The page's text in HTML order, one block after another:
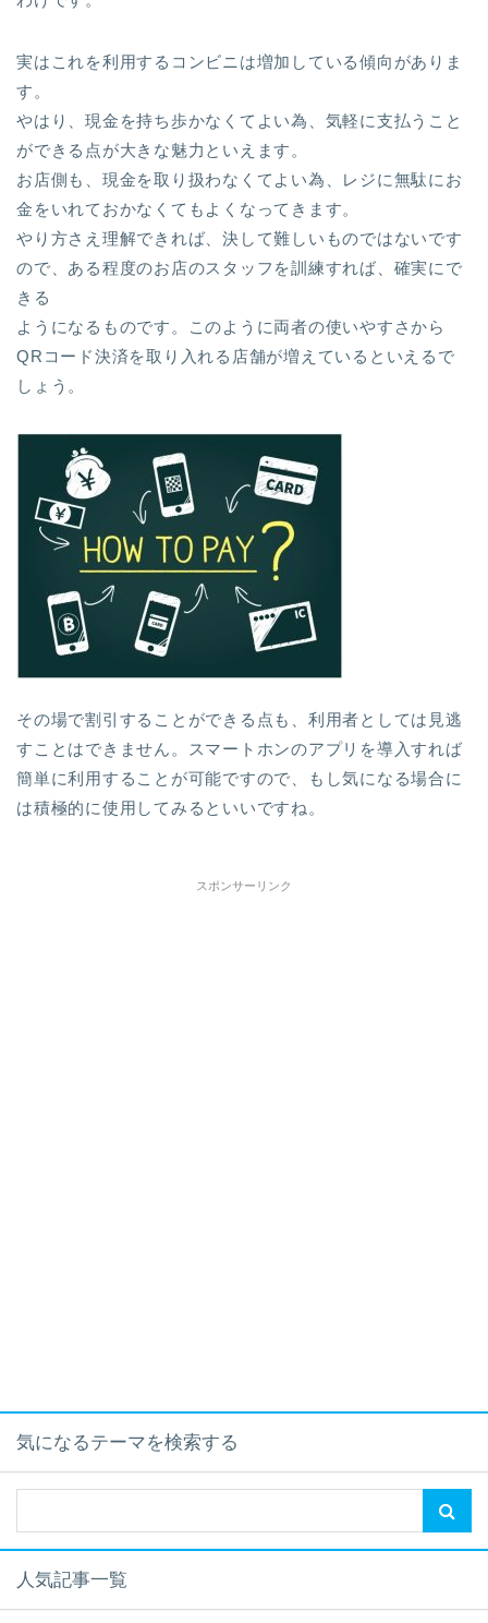
実はこれを利用するコンビニは増加している傾向がありま
す。
やはり、現金を持ち歩かなくてよい為、気軽に支払うこと
ができる点が大きな魅力といえます。
お店側も、現金を取り扱わなくてよい為、レジに無駄にお
金をいれておかなくてもよくなってきます。
やり方さえ理解できれば、決して難しいものではないです
ので、ある程度のお店のスタッフを訓練すれば、確実にで
きる
ようになるものです。このように両者の使いやすさから
QRコード決済を取り入れる店舗が増えているといえるで
しょう。
その場で割引することができる点も、利用者としては見逃
すことはできません。スマートホンのアプリを導入すれば
簡単に利用することが可能ですので、もし気になる場合に
は積極的に使用してみるといいですね。
スポンサーリンク
気になるテーマを検索する
人気記事一覧